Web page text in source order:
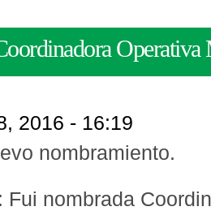
2016 - 16:19
nombramiento.
Fui nombrada